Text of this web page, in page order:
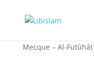
Mecque – Al-